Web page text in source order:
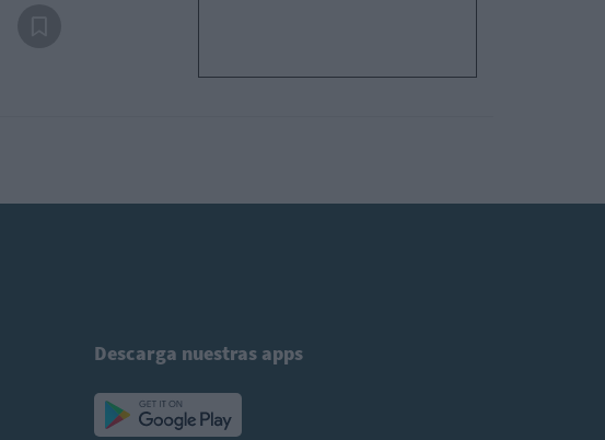
Descarga nuestras apps